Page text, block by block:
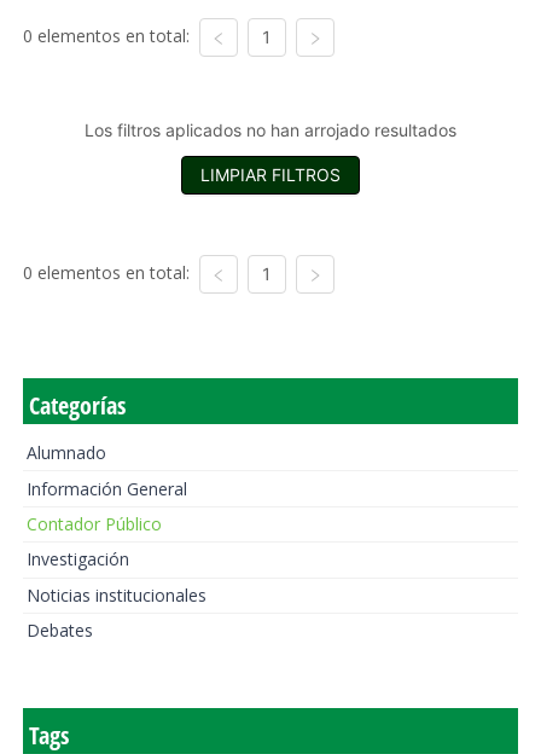
0 elementos en total: 1
Los filtros aplicados no han arrojado resultados
LIMPIAR FILTROS
0 elementos en total: 1
Categorías
Alumnado
Información General
Contador Público
Investigación
Noticias institucionales
Debates
Tags